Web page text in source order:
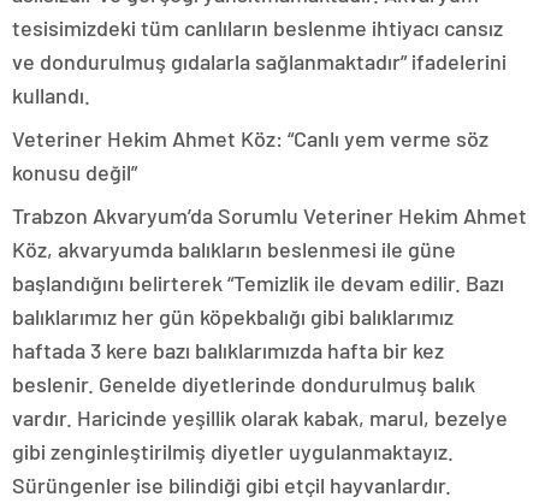
tesisimizdeki tüm canlıların beslenme ihtiyacı cansız
ve dondurulmuş gıdalarla sağlanmaktadır” ifadelerini
kullandı.
Veteriner Hekim Ahmet Köz: “Canlı yem verme söz
konusu değil”
Trabzon Akvaryum’da Sorumlu Veteriner Hekim Ahmet
Köz, akvaryumda balıkların beslenmesi ile güne
başlandığını belirterek “Temizlik ile devam edilir. Bazı
balıklarımız her gün köpekbalığı gibi balıklarımız
haftada 3 kere bazı balıklarımızda hafta bir kez
beslenir. Genelde diyetlerinde dondurulmuş balık
vardır. Haricinde yeşillik olarak kabak, marul, bezelye
gibi zenginleştirilmiş diyetler uygulanmaktayız.
Sürüngenler ise bilindiği gibi etçil hayvanlardır.